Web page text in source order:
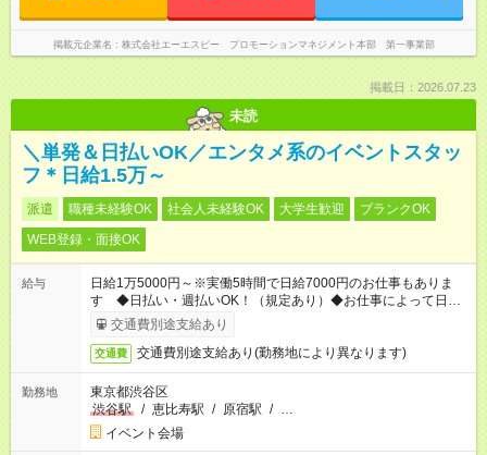
掲載元企業名 株式会社エーエスピー プロモーションマネジメント本部 第一事業部
掲載日：2026.07.23
未読
＼単発＆日払いOK／エンタメ系のイベントスタッ
フ＊日給1.5万～
派遣 職種未経験OK 社会人未経験OK 大学生歓迎
ブランクOK
WEB登録・面接OK
給与
日給1万5000円～※実働5時間で日給7000円のお仕事もありま
す ◆日払い・週払いOK！（規定あり）◆お仕事によって日給も
異なります
交通費別途支給あり
交通費 交通費別途支給あり(勤務地により異なります)
勤務地
東京都渋谷区
渋谷駅
/ 恵比寿駅 / 原宿駅 / …
イベント会場